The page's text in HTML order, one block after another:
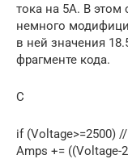
тока на 5A. В этом
немного
в ней значения
фрагменте кода.
C
if (Voltage>=2500)
Amps += ((Voltage-